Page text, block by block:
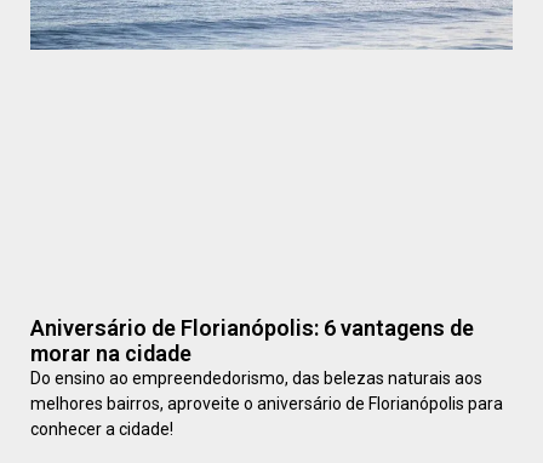
Aniversário de Florianópolis: 6 vantagens de
morar na cidade
Do ensino ao empreendedorismo, das belezas naturais aos
melhores bairros, aproveite o aniversário de Florianópolis para
conhecer a cidade!